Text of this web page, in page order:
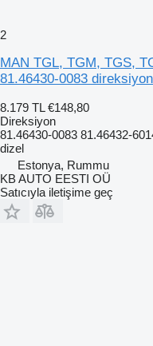
2
MAN TGL, TGM, TGS,
81.46430-0083 direksiyon
8.179 TL €148,80
Direksiyon
81.46430-0083 81.46432-
dizel
Estonya, Rummu
KB AUTO EESTI OÜ
Satıcıyla iletişime geç